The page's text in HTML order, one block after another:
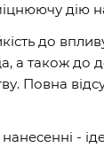
дію
до
а також до
Повна
-